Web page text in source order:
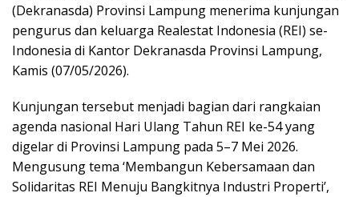
(Dekranasda) Provinsi Lampung menerima kunjungan
pengurus dan keluarga Realestat Indonesia (REI) se-
Indonesia di Kantor Dekranasda Provinsi Lampung,
Kamis (07/05/2026).
Kunjungan tersebut menjadi bagian dari rangkaian
agenda nasional Hari Ulang Tahun REI ke-54 yang
digelar di Provinsi Lampung pada 5–7 Mei 2026.
Mengusung tema ‘Membangun Kebersamaan dan
Solidaritas REI Menuju Bangkitnya Industri Properti’,